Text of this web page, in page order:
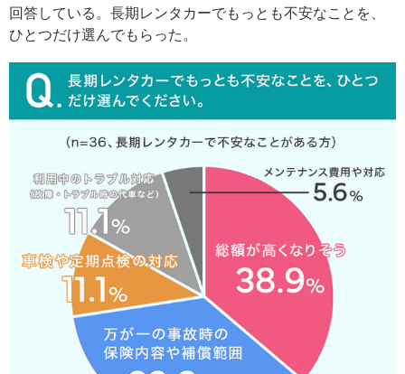
回答している。長期レンタカーでもっとも不安なことを、
ひとつだけ選んでもらった。